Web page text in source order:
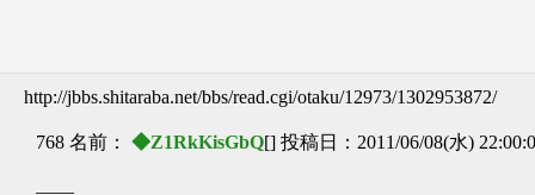
http://jbbs.shitaraba.net/bbs/read.cgi/otaku/12973/1302953872/
768 名前： ◆Z1RkKisGbQ[] 投稿日：2011/06/08(水)